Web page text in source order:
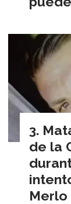
de la
Merlo